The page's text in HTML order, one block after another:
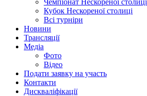
Чемпіонат Нескореної столиці
Кубок Нескореної столиці
Всі турніри
Новини
Трансляції
Медіа
Фото
Відео
Подати заявку на участь
Контакти
Дискваліфікації